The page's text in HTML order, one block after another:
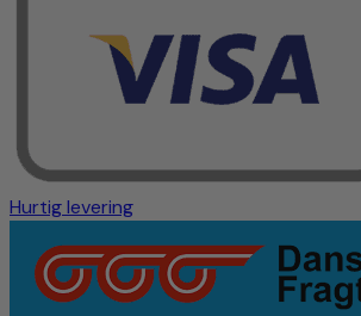
Hurtig levering